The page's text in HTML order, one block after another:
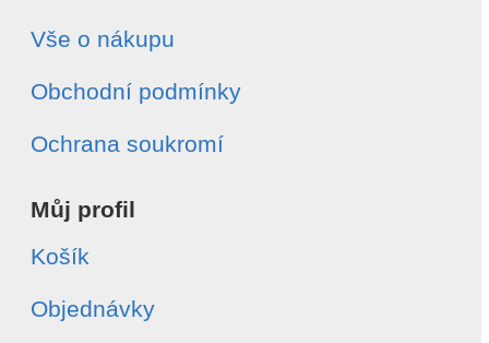
Vše o nákupu
Obchodní podmínky
Ochrana soukromí
Můj profil
Košík
Objednávky